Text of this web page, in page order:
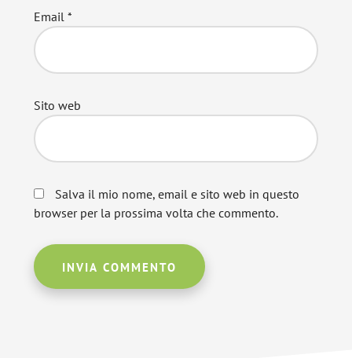
Email *
Sito web
Salva il mio nome, email e sito web in questo
browser per la prossima volta che commento.